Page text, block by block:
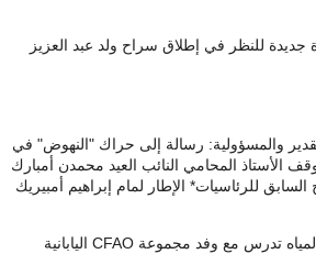
للنظر في إطلاق سراح ولد عبد العزيز
والمسؤولية: رسالة إلى حراك "النهوض" في
الأستاذ المحامي النائب العيد محمدن أمبارك
للرئاسيات* الإطار لمام إبراهيم أمبيريك
وزيرة المياه تدرس مع وفد مجموعة CFAO اليابانية